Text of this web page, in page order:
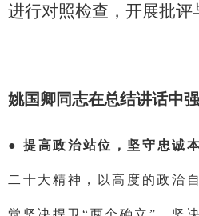
进行对照检查，开展批评
姚国卿同志在总结讲话中强
●提高政治站位，坚守忠诚本
二十大精神，以高度的政治